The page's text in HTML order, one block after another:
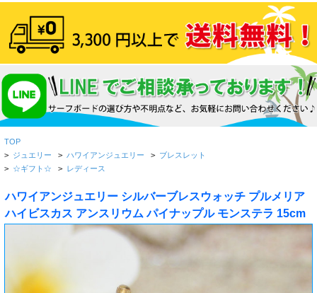
TOP
> ジュエリー > ハワイアンジュエリー > ブレスレット
> ☆ギフト☆ > レディース
ハワイアンジュエリー シルバーブレスウォッチ プルメリア
ハイビスカス アンスリウム パイナップル モンステラ 15cm